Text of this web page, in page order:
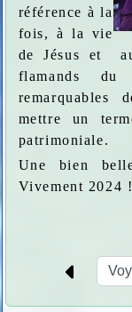
référence à la
fois, à la vie
de Jésus et
flamands
remarquables
mettre un
patrimoniale.
Une bien
Vivement 2024